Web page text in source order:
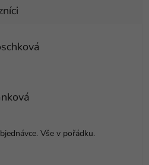
je 5 z 5 hvězdiček.
je 5 z 5 hvězdiček.
Vše v pořádku.